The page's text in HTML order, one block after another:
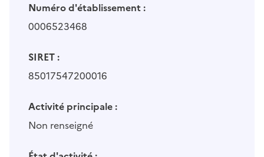
Numéro d'établissement :
0006523468
SIRET :
85017547200016
Activité principale :
Non renseigné